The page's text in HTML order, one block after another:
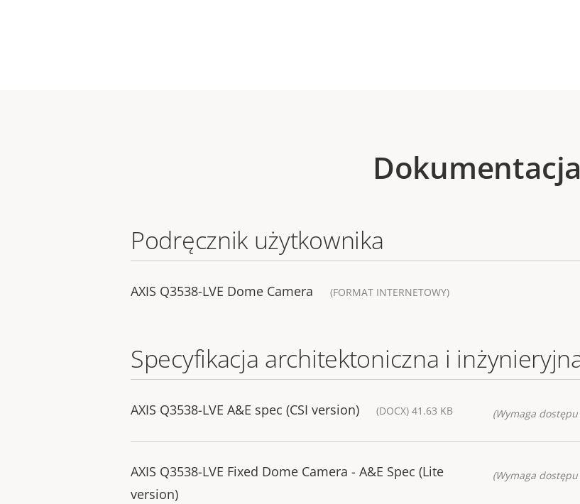
Dokumentacja
Podręcznik użytkownika
AXIS Q3538-LVE Dome Camera (FORMAT INTERNETOWY)
Specyfikacja architektoniczna i
AXIS Q3538-LVE A&E spec (CSI version) (DOCX) 41.63 KB (Wymaga
AXIS Q3538-LVE Fixed Dome Camera - A&E Spec (Lite
version)
(Wymaga